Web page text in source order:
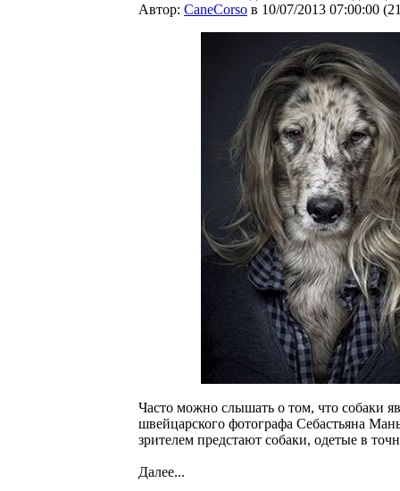
Автор: CaneCorso в 10/07/2013 07:00:00 (
Часто можно слышать о том, что собаки
швейцарского фотографа Себастьяна
зрителем предстают собаки, одетые в
Далее...